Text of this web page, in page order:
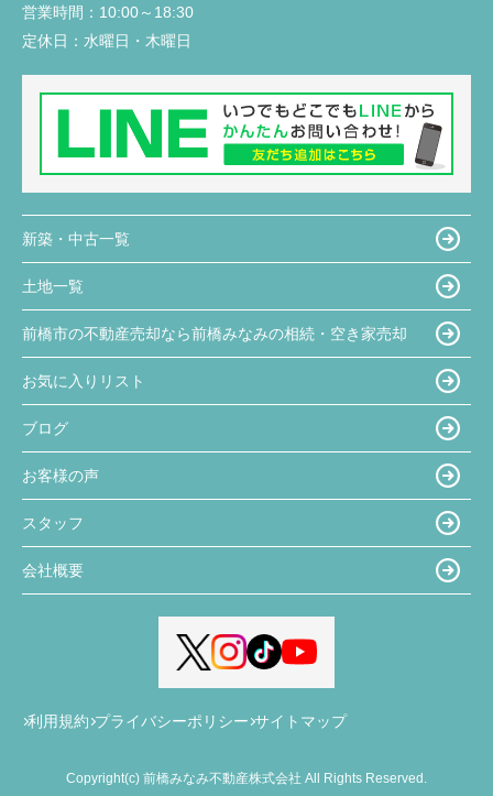
営業時間： 10:00～18:30
定休日： 水曜日・木曜日
新築・中古一覧
土地一覧
前橋市の不動産売却なら前橋みなみの相続・空き家売却
お気に入りリスト
ブログ
お客様の声
スタッフ
会社概要
利用規約 プライバシーポリシー サイトマップ
Copyright(c) 前橋みなみ不動産株式会社 All Rights Reserved.